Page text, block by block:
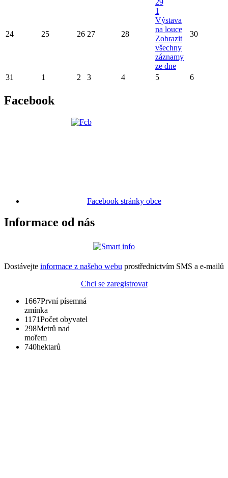
24 25 26 27 28
1
Výstava
na louce
Zobrazit
všechny
záznamy
ze dne
30
31 1 2 3 4 5 6
Facebook
Facebook stránky obce
Informace od nás
Dostávejte informace z našeho webu prostřednictvím SMS a e-mailů
Chci se zaregistrovat
1667První písemná
zmínka
1171Počet obyvatel
298Metrů nad
mořem
740hektarů